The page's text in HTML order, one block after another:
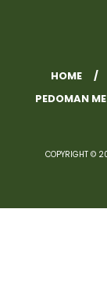
HOME
PEDOMAN
COPYRIGHT ©